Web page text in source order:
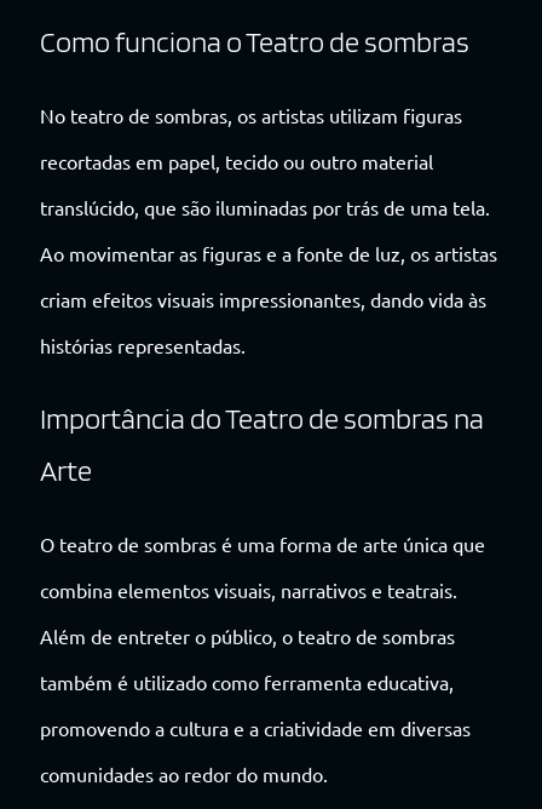
Como funciona o Teatro de sombras
No teatro de sombras, os artistas utilizam figuras
recortadas em papel, tecido ou outro material
translúcido, que são iluminadas por trás de uma tela.
Ao movimentar as figuras e a fonte de luz, os artistas
criam efeitos visuais impressionantes, dando vida às
histórias representadas.
Importância do Teatro de sombras na
Arte
O teatro de sombras é uma forma de arte única que
combina elementos visuais, narrativos e teatrais.
Além de entreter o público, o teatro de sombras
também é utilizado como ferramenta educativa,
promovendo a cultura e a criatividade em diversas
comunidades ao redor do mundo.